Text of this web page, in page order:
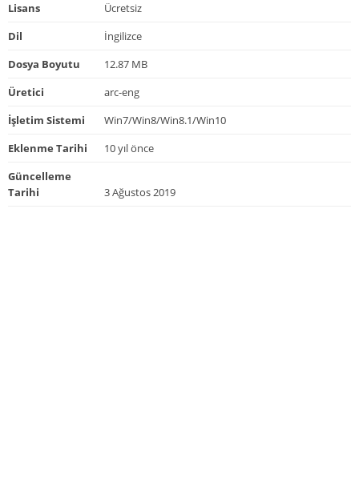
Lisans
Ücretsiz
Dil
İngilizce
Dosya Boyutu
12.87 MB
Üretici
arc-eng
İşletim Sistemi
Win7/Win8/Win8.1/Win10
Eklenme Tarihi
10 yıl önce
Güncelleme
Tarihi
3 Ağustos 2019